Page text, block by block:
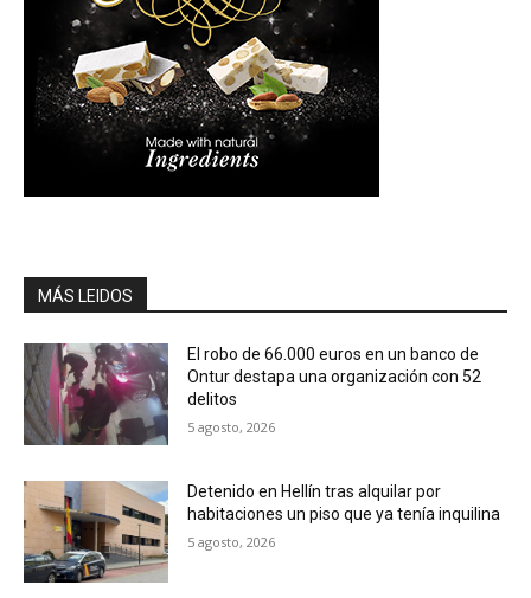
MÁS LEIDOS
El robo de 66.000 euros en un banco de
Ontur destapa una organización con 52
delitos
5 agosto, 2026
Detenido en Hellín tras alquilar por
habitaciones un piso que ya tenía inquilina
5 agosto, 2026